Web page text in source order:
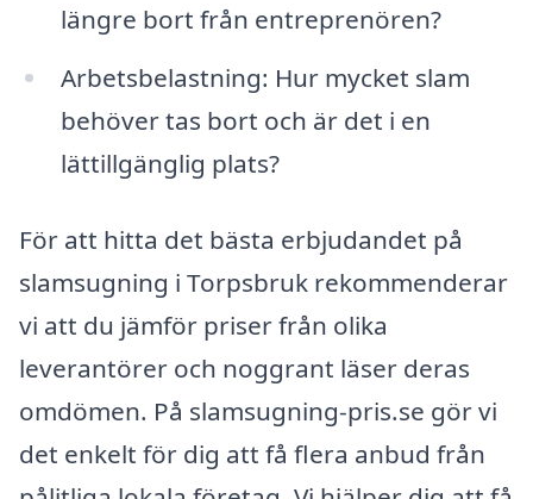
längre bort från entreprenören?
Arbetsbelastning: Hur mycket slam
behöver tas bort och är det i en
lättillgänglig plats?
För att hitta det bästa erbjudandet på
slamsugning i Torpsbruk rekommenderar
vi att du jämför priser från olika
leverantörer och noggrant läser deras
omdömen. På slamsugning-pris.se gör vi
det enkelt för dig att få flera anbud från